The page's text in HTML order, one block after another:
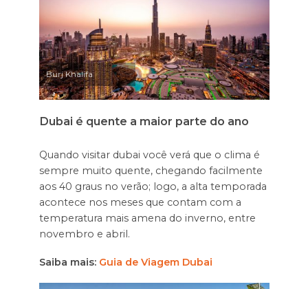
Burj Khalifa
Dubai é quente a maior parte do ano
Quando visitar dubai você verá que o clima é
sempre muito quente, chegando facilmente
aos 40 graus no verão; logo, a alta temporada
acontece nos meses que contam com a
temperatura mais amena do inverno, entre
novembro e abril.
Saiba mais: Guia de Viagem Dubai